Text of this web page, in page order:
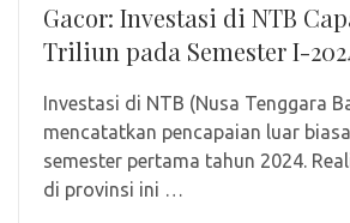
Gacor: Investasi di NTB
Triliun pada Semester I-
Investasi di NTB (Nusa Tenggara
mencatatkan pencapaian luar
semester pertama tahun 2024.
di provinsi ini …